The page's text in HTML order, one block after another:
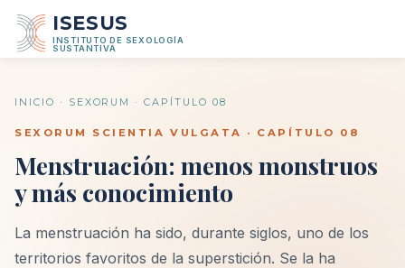
ISESUS
INSTITUTO DE SEXOLOGÍA
SUSTANTIVA
INICIO · SEXORUM · CAPÍTULO 08
SEXORUM SCIENTIA VULGATA · CAPÍTULO 08
Menstruación: menos monstruos
y más conocimiento
La menstruación ha sido, durante siglos, uno de los
territorios favoritos de la superstición. Se la ha